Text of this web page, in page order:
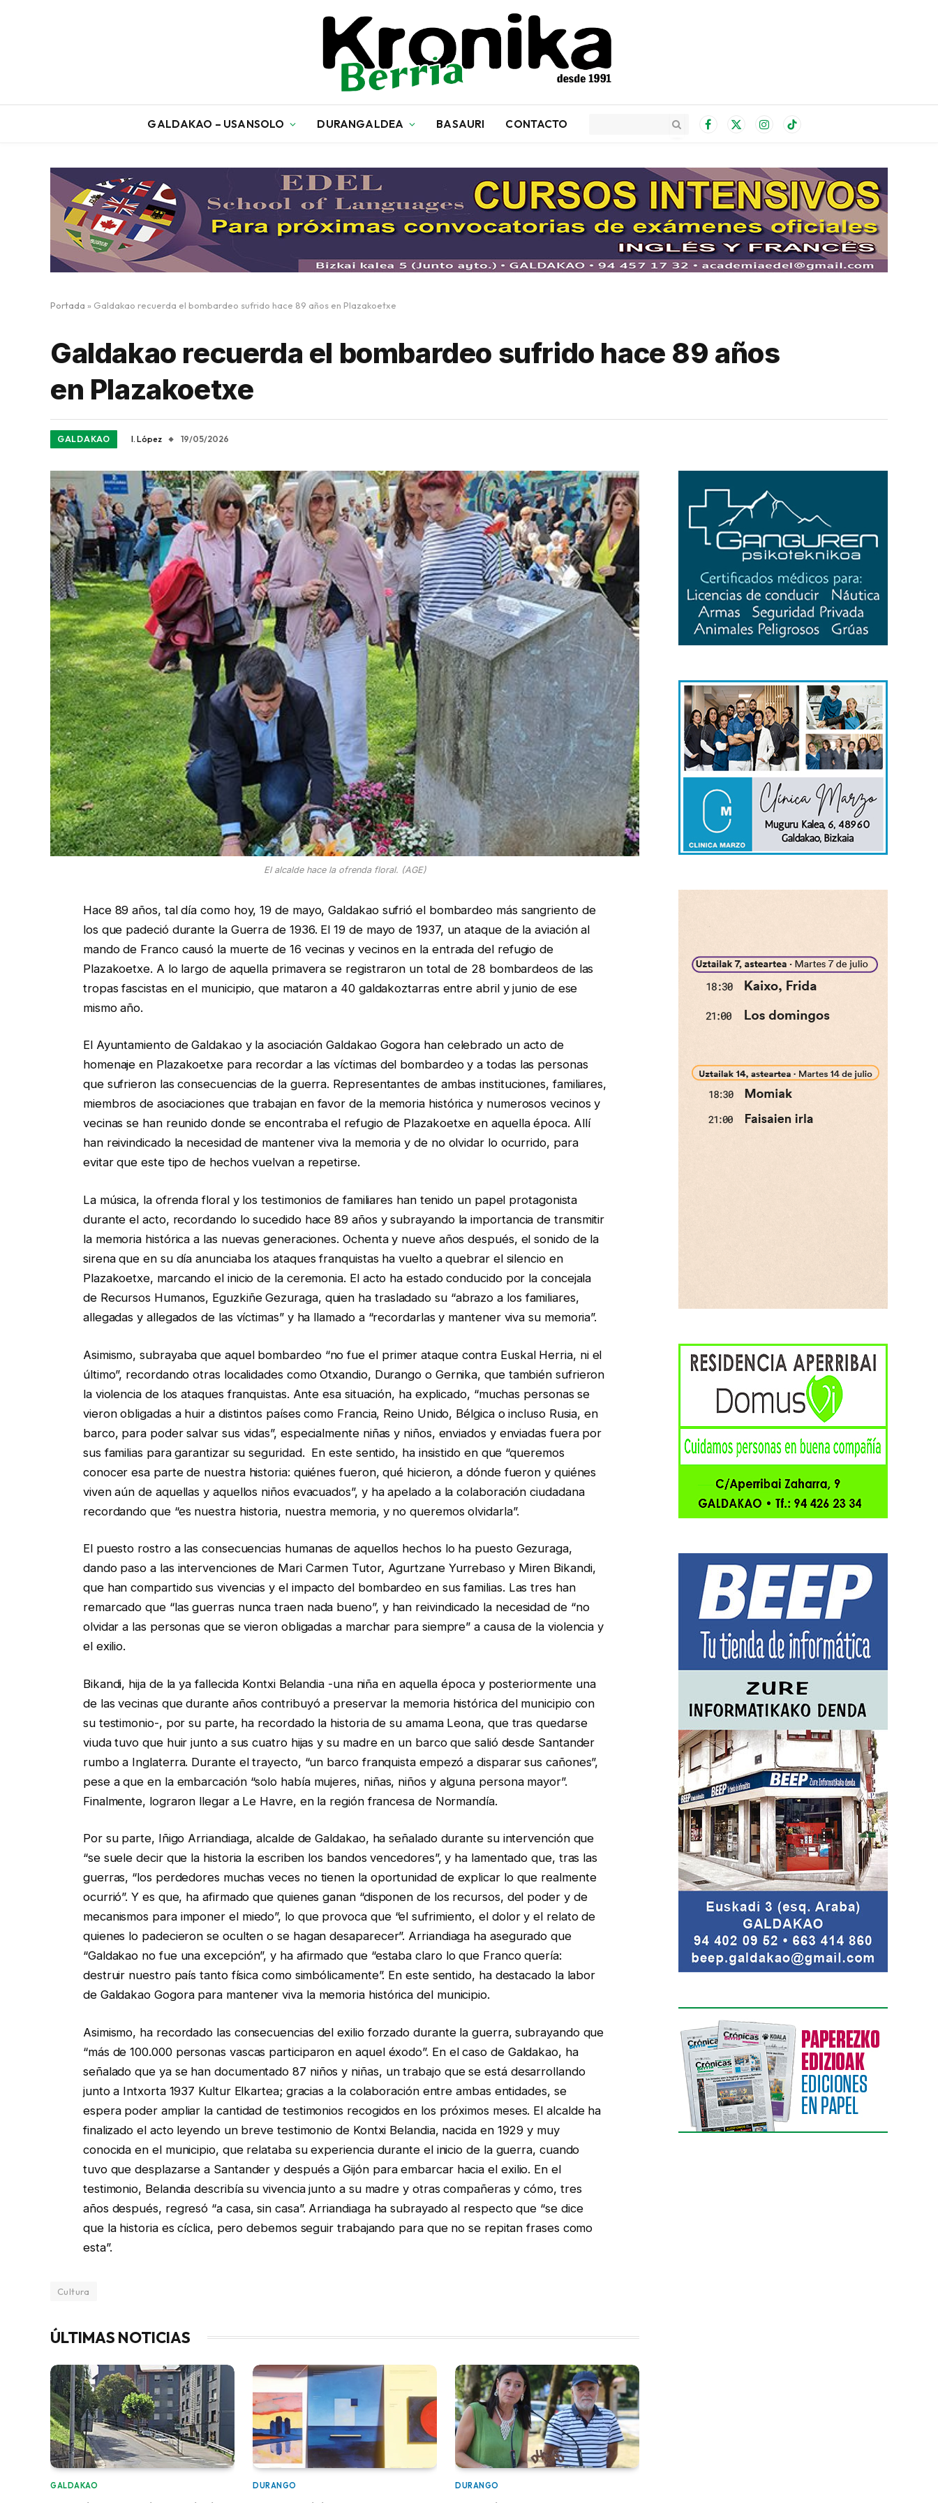
GALDAKAO – USANSOLO DURANGALDEA BASAURI CONTACTO Facebook
X
InstagramTikTok
Portada » Galdakao recuerda el bombardeo sufrido hace 89 años en Plazakoetxe
Galdakao recuerda el bombardeo sufrido hace 89 años
en Plazakoetxe
GALDAKAO I. López 19/05/2026
El alcalde hace la ofrenda floral. (AGE)
Hace 89 años, tal día como hoy, 19 de mayo, Galdakao sufrió el bombardeo más sangriento de
los que padeció durante la Guerra de 1936. El 19 de mayo de 1937, un ataque de la aviación al
mando de Franco causó la muerte de 16 vecinas y vecinos en la entrada del refugio de
Plazakoetxe. A lo largo de aquella primavera se registraron un total de 28 bombardeos de las
tropas fascistas en el municipio, que mataron a 40 galdakoztarras entre abril y junio de ese
mismo año.
El Ayuntamiento de Galdakao y la asociación Galdakao Gogora han celebrado un acto de
homenaje en Plazakoetxe para recordar a las víctimas del bombardeo y a todas las personas
que sufrieron las consecuencias de la guerra. Representantes de ambas instituciones, familiares,
miembros de asociaciones que trabajan en favor de la memoria histórica y numerosos vecinos y
vecinas se han reunido donde se encontraba el refugio de Plazakoetxe en aquella época. Allí
han reivindicado la necesidad de mantener viva la memoria y de no olvidar lo ocurrido, para
evitar que este tipo de hechos vuelvan a repetirse.
La música, la ofrenda floral y los testimonios de familiares han tenido un papel protagonista
durante el acto, recordando lo sucedido hace 89 años y subrayando la importancia de transmitir
la memoria histórica a las nuevas generaciones. Ochenta y nueve años después, el sonido de la
sirena que en su día anunciaba los ataques franquistas ha vuelto a quebrar el silencio en
Plazakoetxe, marcando el inicio de la ceremonia. El acto ha estado conducido por la concejala
de Recursos Humanos, Eguzkiñe Gezuraga, quien ha trasladado su “abrazo a los familiares,
allegadas y allegados de las víctimas” y ha llamado a “recordarlas y mantener viva su memoria”.
Asimismo, subrayaba que aquel bombardeo “no fue el primer ataque contra Euskal Herria, ni el
último”, recordando otras localidades como Otxandio, Durango o Gernika, que también sufrieron
la violencia de los ataques franquistas. Ante esa situación, ha explicado, “muchas personas se
vieron obligadas a huir a distintos países como Francia, Reino Unido, Bélgica o incluso Rusia, en
barco, para poder salvar sus vidas”, especialmente niñas y niños, enviados y enviadas fuera por
sus familias para garantizar su seguridad. En este sentido, ha insistido en que “queremos
conocer esa parte de nuestra historia: quiénes fueron, qué hicieron, a dónde fueron y quiénes
viven aún de aquellas y aquellos niños evacuados”, y ha apelado a la colaboración ciudadana
recordando que “es nuestra historia, nuestra memoria, y no queremos olvidarla”.
El puesto rostro a las consecuencias humanas de aquellos hechos lo ha puesto Gezuraga,
dando paso a las intervenciones de Mari Carmen Tutor, Agurtzane Yurrebaso y Miren Bikandi,
que han compartido sus vivencias y el impacto del bombardeo en sus familias. Las tres han
remarcado que “las guerras nunca traen nada bueno”, y han reivindicado la necesidad de “no
olvidar a las personas que se vieron obligadas a marchar para siempre” a causa de la violencia y
el exilio.
Bikandi, hija de la ya fallecida Kontxi Belandia -una niña en aquella época y posteriormente una
de las vecinas que durante años contribuyó a preservar la memoria histórica del municipio con
su testimonio-, por su parte, ha recordado la historia de su amama Leona, que tras quedarse
viuda tuvo que huir junto a sus cuatro hijas y su madre en un barco que salió desde Santander
rumbo a Inglaterra. Durante el trayecto, “un barco franquista empezó a disparar sus cañones”,
pese a que en la embarcación “solo había mujeres, niñas, niños y alguna persona mayor”.
Finalmente, lograron llegar a Le Havre, en la región francesa de Normandía.
Por su parte, Iñigo Arriandiaga, alcalde de Galdakao, ha señalado durante su intervención que
“se suele decir que la historia la escriben los bandos vencedores”, y ha lamentado que, tras las
guerras, “los perdedores muchas veces no tienen la oportunidad de explicar lo que realmente
ocurrió”. Y es que, ha afirmado que quienes ganan “disponen de los recursos, del poder y de
mecanismos para imponer el miedo”, lo que provoca que “el sufrimiento, el dolor y el relato de
quienes lo padecieron se oculten o se hagan desaparecer”. Arriandiaga ha asegurado que
“Galdakao no fue una excepción”, y ha afirmado que “estaba claro lo que Franco quería:
destruir nuestro país tanto física como simbólicamente”. En este sentido, ha destacado la labor
de Galdakao Gogora para mantener viva la memoria histórica del municipio.
Asimismo, ha recordado las consecuencias del exilio forzado durante la guerra, subrayando que
“más de 100.000 personas vascas participaron en aquel éxodo”. En el caso de Galdakao, ha
señalado que ya se han documentado 87 niños y niñas, un trabajo que se está desarrollando
junto a Intxorta 1937 Kultur Elkartea; gracias a la colaboración entre ambas entidades, se
espera poder ampliar la cantidad de testimonios recogidos en los próximos meses. El alcalde ha
finalizado el acto leyendo un breve testimonio de Kontxi Belandia, nacida en 1929 y muy
conocida en el municipio, que relataba su experiencia durante el inicio de la guerra, cuando
tuvo que desplazarse a Santander y después a Gijón para embarcar hacia el exilio. En el
testimonio, Belandia describía su vivencia junto a su madre y otras compañeras y cómo, tres
años después, regresó “a casa, sin casa”. Arriandiaga ha subrayado al respecto que “se dice
que la historia es cíclica, pero debemos seguir trabajando para que no se repitan frases como
esta”.
Cultura
ÚLTIMAS NOTICIAS
GALDAKAO DURANGO DURANGO